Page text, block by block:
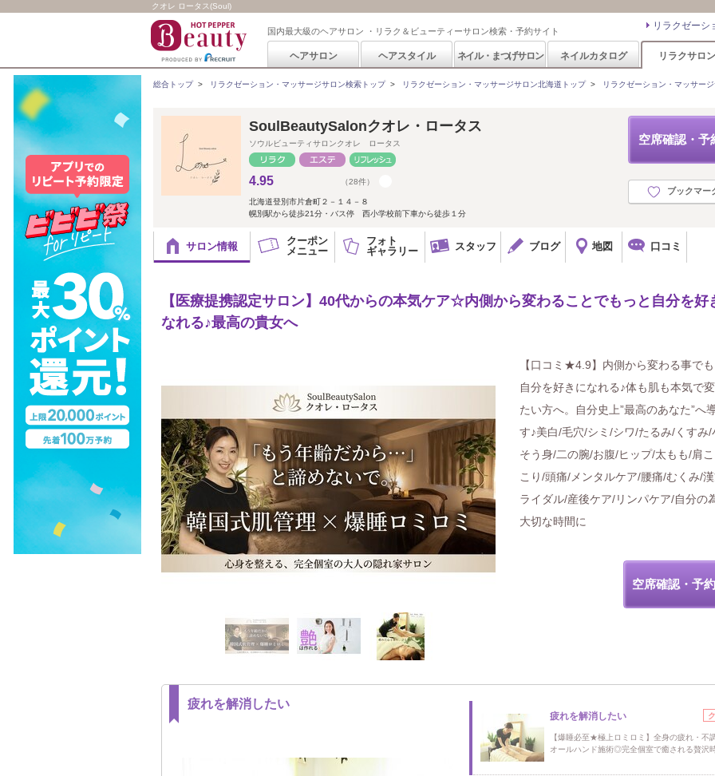
クオレ ロータス(Soul)
国内最大級のヘアサロン ・リラク＆ビューティーサロン検索・予約サイト リラクゼーシ
ヘアサロン ヘアスタイル ネイル・まつげサロン ネイルカタログ リラクサロン
総合トップ> リラクゼーション・マッサージサロン検索トップ> リラクゼーション・マッサージサロン北海道トップ> リラクゼーション・マッサー
空席確認・予
ブックマー
SoulBeautySalonクオレ・ロータス
ソウルビューティサロンクオレ ロータス
4.95 （28件）
北海道登別市片倉町２－１４－８
幌別駅から徒歩21分・バス停 西小学校前下車から徒歩１分
サロン情報
クーポン
メニュー
フォト
ギャラリー
スタッフ ブログ 地図 口コミ
【医療提携認定サロン】40代からの本気ケア☆内側から変わることでもっと自分を好
なれる♪最高の貴女へ
【口コミ★4.9】内側から変わる事で
自分を好きになれる♪体も肌も本気で
たい方へ。自分史上”最高のあなた”へ
す♪美白/毛穴/シミ/シワ/たるみ/くすみ/
そう身/二の腕/お腹/ヒップ/太もも/肩
こり/頭痛/メンタルケア/腰痛/むくみ/
ライダル/産後ケア/リンパケア/自分の
大切な時間に
空席確認・予
疲れを解消したい
疲れを解消したい
【爆睡必至★極上ロミロミ】全身の疲れ・不
オールハンド施術◎完全個室で癒される贅沢